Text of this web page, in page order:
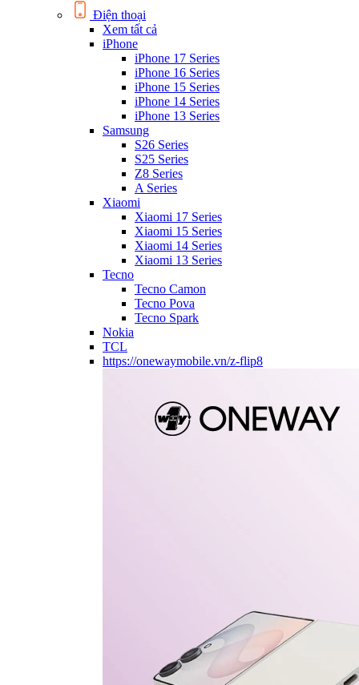
Điện thoại
Xem tất cả
iPhone
iPhone 17 Series
iPhone 16 Series
iPhone 15 Series
iPhone 14 Series
iPhone 13 Series
Samsung
S26 Series
S25 Series
Z8 Series
A Series
Xiaomi
Xiaomi 17 Series
Xiaomi 15 Series
Xiaomi 14 Series
Xiaomi 13 Series
Tecno
Tecno Camon
Tecno Pova
Tecno Spark
Nokia
TCL
https://onewaymobile.vn/z-flip8